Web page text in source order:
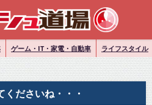
ゲーム・IT・家電・自動車 ライフスタイル
ださいね・・・